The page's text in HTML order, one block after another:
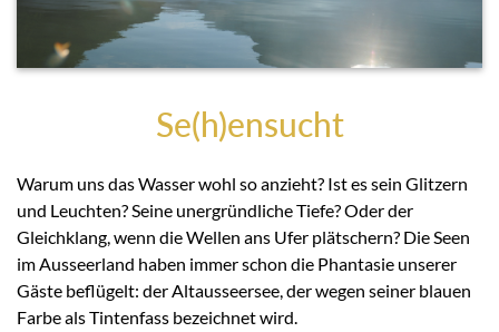
Se(h)ensucht
Warum uns das Wasser wohl so anzieht? Ist es sein Glitzern
und Leuchten? Seine unergründliche Tiefe? Oder der
Gleichklang, wenn die Wellen ans Ufer plätschern? Die Seen
im Ausseerland haben immer schon die Phantasie unserer
Gäste beflügelt: der Altausseersee, der wegen seiner blauen
Farbe als Tintenfass bezeichnet wird.